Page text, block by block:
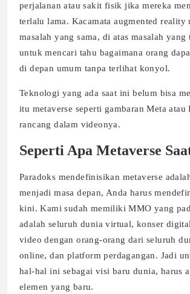
perjalanan atau sakit fisik jika mereka
terlalu lama. Kacamata augmented reality
masalah yang sama, di atas masalah
untuk mencari tahu bagaimana orang
di depan umum tanpa terlihat konyol.
Teknologi yang ada saat ini belum bisa
itu metaverse seperti gambaran Meta atau
rancang dalam videonya.
Seperti Apa Metaverse
Paradoks mendefinisikan metaverse
menjadi masa depan, Anda harus
kini. Kami sudah memiliki MMO yang
adalah seluruh dunia virtual, konser
video dengan orang-orang dari seluruh
online, dan platform perdagangan. Jadi
hal-hal ini sebagai visi baru dunia, harus
elemen yang baru.